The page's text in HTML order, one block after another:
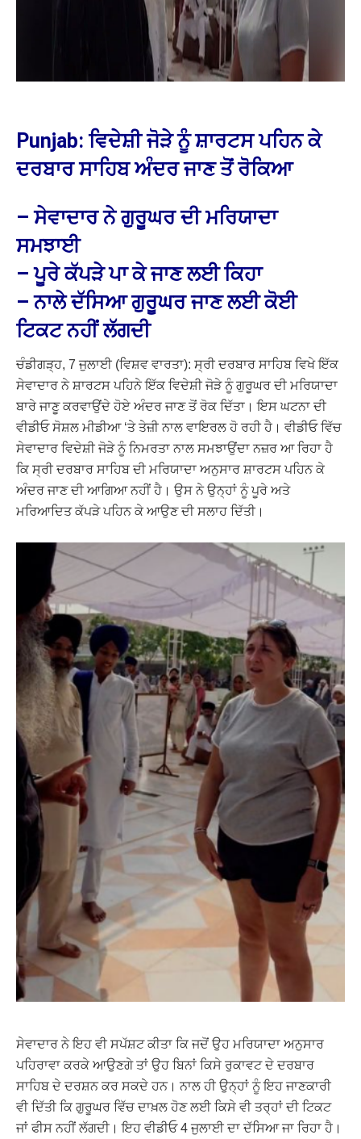
Punjab: ਵਿਦੇਸ਼ੀ ਜੋੜੇ ਨੂੰ ਸ਼ਾਰਟਸ ਪਹਿਨ ਕੇ
ਦਰਬਾਰ ਸਾਹਿਬ ਅੰਦਰ ਜਾਣ ਤੋਂ ਰੋਕਿਆ
– ਸੇਵਾਦਾਰ ਨੇ ਗੁਰੂਘਰ ਦੀ ਮਰਿਯਾਦਾ
ਸਮਝਾਈ
– ਪੂਰੇ ਕੱਪੜੇ ਪਾ ਕੇ ਜਾਣ ਲਈ ਕਿਹਾ
– ਨਾਲੇ ਦੱਸਿਆ ਗੁਰੂਘਰ ਜਾਣ ਲਈ ਕੋਈ
ਟਿਕਟ ਨਹੀਂ ਲੱਗਦੀ
ਚੰਡੀਗੜ੍ਹ, 7 ਜੁਲਾਈ (ਵਿਸ਼ਵ ਵਾਰਤਾ): ਸ੍ਰੀ ਦਰਬਾਰ ਸਾਹਿਬ ਵਿਖੇ ਇੱਕ
ਸੇਵਾਦਾਰ ਨੇ ਸ਼ਾਰਟਸ ਪਹਿਨੇ ਇੱਕ ਵਿਦੇਸ਼ੀ ਜੋੜੇ ਨੂੰ ਗੁਰੂਘਰ ਦੀ ਮਰਿਯਾਦਾ
ਬਾਰੇ ਜਾਣੂ ਕਰਵਾਉਂਦੇ ਹੋਏ ਅੰਦਰ ਜਾਣ ਤੋਂ ਰੋਕ ਦਿੱਤਾ। ਇਸ ਘਟਨਾ ਦੀ
ਵੀਡੀਓ ਸੋਸ਼ਲ ਮੀਡੀਆ ‘ਤੇ ਤੇਜ਼ੀ ਨਾਲ ਵਾਇਰਲ ਹੋ ਰਹੀ ਹੈ। ਵੀਡੀਓ ਵਿੱਚ
ਸੇਵਾਦਾਰ ਵਿਦੇਸ਼ੀ ਜੋੜੇ ਨੂੰ ਨਿਮਰਤਾ ਨਾਲ ਸਮਝਾਉਂਦਾ ਨਜ਼ਰ ਆ ਰਿਹਾ ਹੈ
ਕਿ ਸ੍ਰੀ ਦਰਬਾਰ ਸਾਹਿਬ ਦੀ ਮਰਿਯਾਦਾ ਅਨੁਸਾਰ ਸ਼ਾਰਟਸ ਪਹਿਨ ਕੇ
ਅੰਦਰ ਜਾਣ ਦੀ ਆਗਿਆ ਨਹੀਂ ਹੈ। ਉਸ ਨੇ ਉਨ੍ਹਾਂ ਨੂੰ ਪੂਰੇ ਅਤੇ
ਮਰਿਆਦਿਤ ਕੱਪੜੇ ਪਹਿਨ ਕੇ ਆਉਣ ਦੀ ਸਲਾਹ ਦਿੱਤੀ।
ਸੇਵਾਦਾਰ ਨੇ ਇਹ ਵੀ ਸਪੱਸ਼ਟ ਕੀਤਾ ਕਿ ਜਦੋਂ ਉਹ ਮਰਿਯਾਦਾ ਅਨੁਸਾਰ
ਪਹਿਰਾਵਾ ਕਰਕੇ ਆਉਣਗੇ ਤਾਂ ਉਹ ਬਿਨਾਂ ਕਿਸੇ ਰੁਕਾਵਟ ਦੇ ਦਰਬਾਰ
ਸਾਹਿਬ ਦੇ ਦਰਸ਼ਨ ਕਰ ਸਕਦੇ ਹਨ। ਨਾਲ ਹੀ ਉਨ੍ਹਾਂ ਨੂੰ ਇਹ ਜਾਣਕਾਰੀ
ਵੀ ਦਿੱਤੀ ਕਿ ਗੁਰੂਘਰ ਵਿੱਚ ਦਾਖ਼ਲ ਹੋਣ ਲਈ ਕਿਸੇ ਵੀ ਤਰ੍ਹਾਂ ਦੀ ਟਿਕਟ
ਜਾਂ ਫੀਸ ਨਹੀਂ ਲੱਗਦੀ। ਇਹ ਵੀਡੀਓ 4 ਜੁਲਾਈ ਦਾ ਦੱਸਿਆ ਜਾ ਰਿਹਾ ਹੈ।